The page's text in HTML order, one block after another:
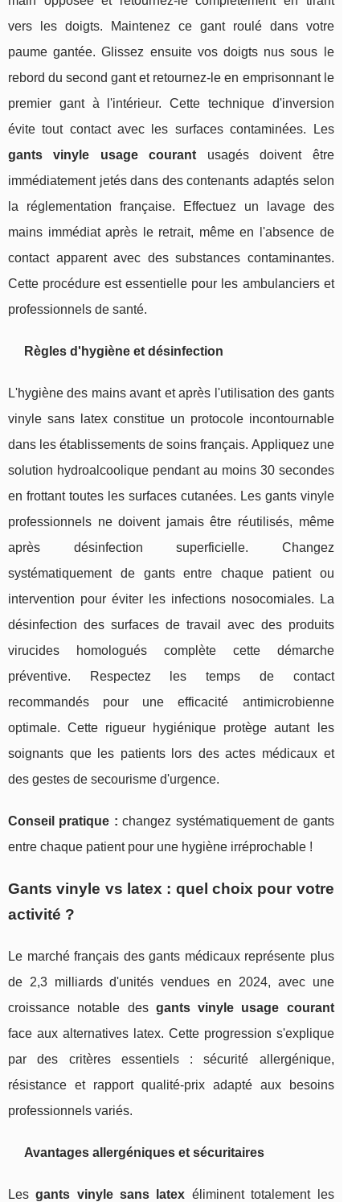
vers les doigts. Maintenez ce gant roulé dans votre
paume gantée. Glissez ensuite vos doigts nus sous le
rebord du second gant et retournez-le en emprisonnant le
premier gant à l'intérieur. Cette technique d'inversion
évite tout contact avec les surfaces contaminées. Les
gants vinyle usage courant usagés doivent être
immédiatement jetés dans des contenants adaptés selon
la réglementation française. Effectuez un lavage des
mains immédiat après le retrait, même en l'absence de
contact apparent avec des substances contaminantes.
Cette procédure est essentielle pour les ambulanciers et
professionnels de santé.
Règles d'hygiène et désinfection
L'hygiène des mains avant et après l'utilisation des gants
vinyle sans latex constitue un protocole incontournable
dans les établissements de soins français. Appliquez une
solution hydroalcoolique pendant au moins 30 secondes
en frottant toutes les surfaces cutanées. Les gants vinyle
professionnels ne doivent jamais être réutilisés, même
après désinfection superficielle. Changez
systématiquement de gants entre chaque patient ou
intervention pour éviter les infections nosocomiales. La
désinfection des surfaces de travail avec des produits
virucides homologués complète cette démarche
préventive. Respectez les temps de contact
recommandés pour une efficacité antimicrobienne
optimale. Cette rigueur hygiénique protège autant les
soignants que les patients lors des actes médicaux et
des gestes de secourisme d'urgence.
Conseil pratique : changez systématiquement de gants
entre chaque patient pour une hygiène irréprochable !
Gants vinyle vs latex : quel choix pour votre
activité ?
Le marché français des gants médicaux représente plus
de 2,3 milliards d'unités vendues en 2024, avec une
croissance notable des gants vinyle usage courant
face aux alternatives latex. Cette progression s'explique
par des critères essentiels : sécurité allergénique,
résistance et rapport qualité-prix adapté aux besoins
professionnels variés.
Avantages allergéniques et sécuritaires
Lesgants vinyle sans latex éliminent totalement les